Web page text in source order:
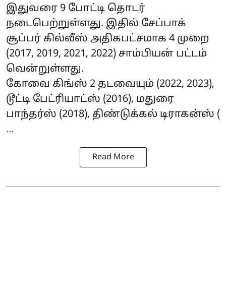
இதுவரை 9 போட்டி தொடர்
நடைபெற்றுள்ளது. இதில் சேப்பாக்
சூப்பர் கில்லீஸ் அதிகபட்சமாக 4 முறை
(2017, 2019, 2021, 2022) சாம்பியன் பட்டம்
வென்றுள்ளது.
கோவை கிங்ஸ் 2 தடவையும் (2022, 2023),
டூட்டி பேட்ரியாட்ஸ் (2016), மதுரை
பாந்தர்ஸ் (2018), திண்டுக்கல் டிராகன்ஸ் (
...
Read More